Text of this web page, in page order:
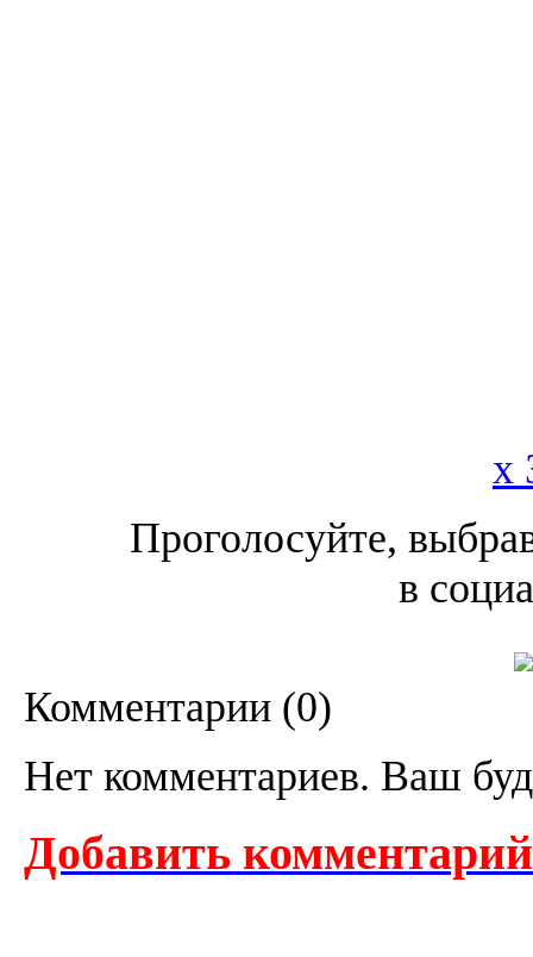
x
Проголосуйте,
в
Комментарии (0)
Нет комментариев. Ваш
Добавить